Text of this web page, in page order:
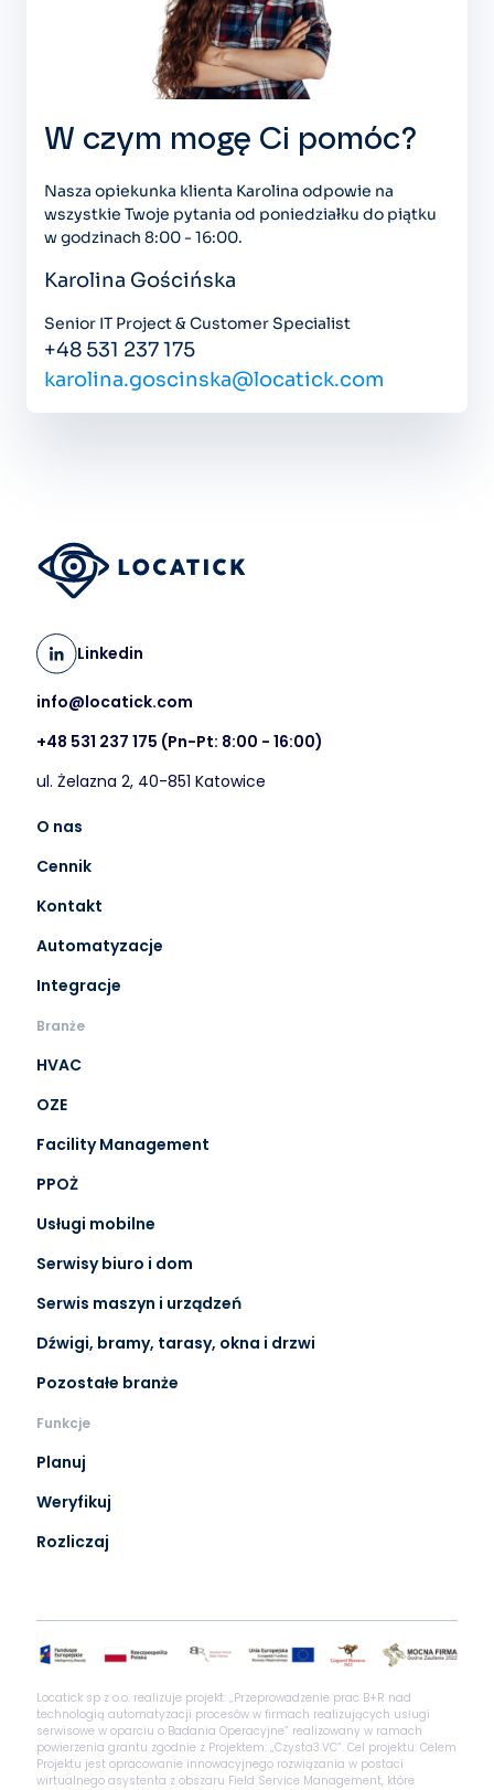
W czym mogę Ci pomóc?
Nasza opiekunka klienta Karolina odpowie na
wszystkie Twoje pytania od poniedziałku do piątku
w godzinach 8:00 - 16:00.
Karolina Gościńska
Senior IT Project & Customer Specialist
+48 531 237 175
karolina.goscinska@locatick.com
Linkedin
info@locatick.com
+48 531 237 175 (Pn-Pt: 8:00 - 16:00)
ul. Żelazna 2, 40-851 Katowice
O nas
Cennik
Kontakt
Automatyzacje
Integracje
Branże
HVAC
OZE
Facility Management
PPOŻ
Usługi mobilne
Serwisy biuro i dom
Serwis maszyn i urządzeń
Dźwigi, bramy, tarasy, okna i drzwi
Pozostałe branże
Funkcje
Planuj
Weryfikuj
Rozliczaj
Locatick sp z o.o. realizuje projekt: „Przeprowadzenie prac B+R nad
technologią automatyzacji procesów w firmach realizujących usługi
serwisowe w oparciu o Badania Operacyjne” realizowany w ramach
powierzenia grantu zgodnie z Projektem: „Czysta3.VC”. Cel projektu: Celem
Projektu jest opracowanie innowacyjnego rozwiązania w postaci
wirtualnego asystenta z obszaru Field Service Management, które